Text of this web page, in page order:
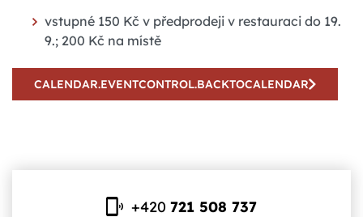
vstupné 150 Kč v předprodeji v restauraci do 19.
9.; 200 Kč na místě
CALENDAR.EVENTCONTROL.BACKTOCALENDAR
+420721 508 737